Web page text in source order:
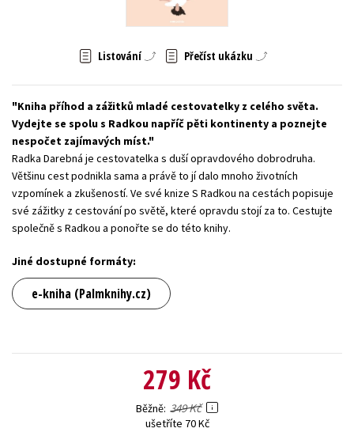
Zahraniční literatura
Všechny tituly
Listování Přečíst ukázku
Kniha příhod a zážitků mladé cestovatelky z celého světa.
Vydejte se spolu s Radkou napříč pěti kontinenty a poznejte
nespočet zajímavých míst.
Radka Darebná je cestovatelka s duší opravdového dobrodruha.
Většinu cest podnikla sama a právě to jí dalo mnoho životních
vzpomínek a zkušeností. Ve své knize S Radkou na cestách popisuje
své zážitky z cestování po světě, které opravdu stojí za to. Cestujte
společně s Radkou a ponořte se do této knihy.
Jiné dostupné formáty:
e-kniha (Palmknihy.cz)
279 Kč
Běžně 349 Kč
ušetříte 70 Kč